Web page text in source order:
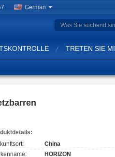
German
TRETEN SIE
China
HORIZON